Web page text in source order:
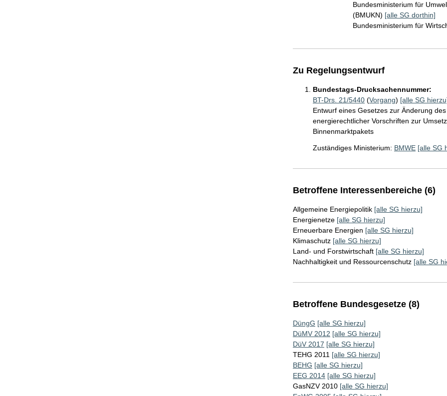
Bundesministerium für
(BMUKN) [alle SG dorthin]
Bundesministerium für
Zu Regelungsentwurf
Bundestags-Drucksachennummer:
BT-Drs. 21/5440(Vorgang) [alle SG
Entwurf eines Gesetzes zur Änderung
energierechtlicher Vorschriften zur
Binnenmarktpakets
Zuständiges Ministerium: BMWE [alle SG
Betroffene Interessenbereiche (6)
Allgemeine Energiepolitik [alle SG hierzu]
Energienetze [alle SG hierzu]
Erneuerbare Energien [alle SG hierzu]
Klimaschutz [alle SG hierzu]
Land- und Forstwirtschaft [alle SG hierzu]
Nachhaltigkeit und Ressourcenschutz [alle SG
Betroffene Bundesgesetze (8)
DüngG [alle SG hierzu]
DüMV 2012 [alle SG hierzu]
DüV 2017 [alle SG hierzu]
TEHG 2011 [alle SG hierzu]
BEHG [alle SG hierzu]
EEG 2014 [alle SG hierzu]
GasNZV 2010 [alle SG hierzu]